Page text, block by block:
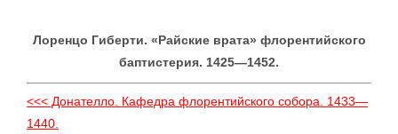
Лоренцо Гиберти. «Райские врата» флорентийского
баптистерия. 1425—1452.
<<< Донателло. Кафедра флорентийского собора. 1433—
1440.